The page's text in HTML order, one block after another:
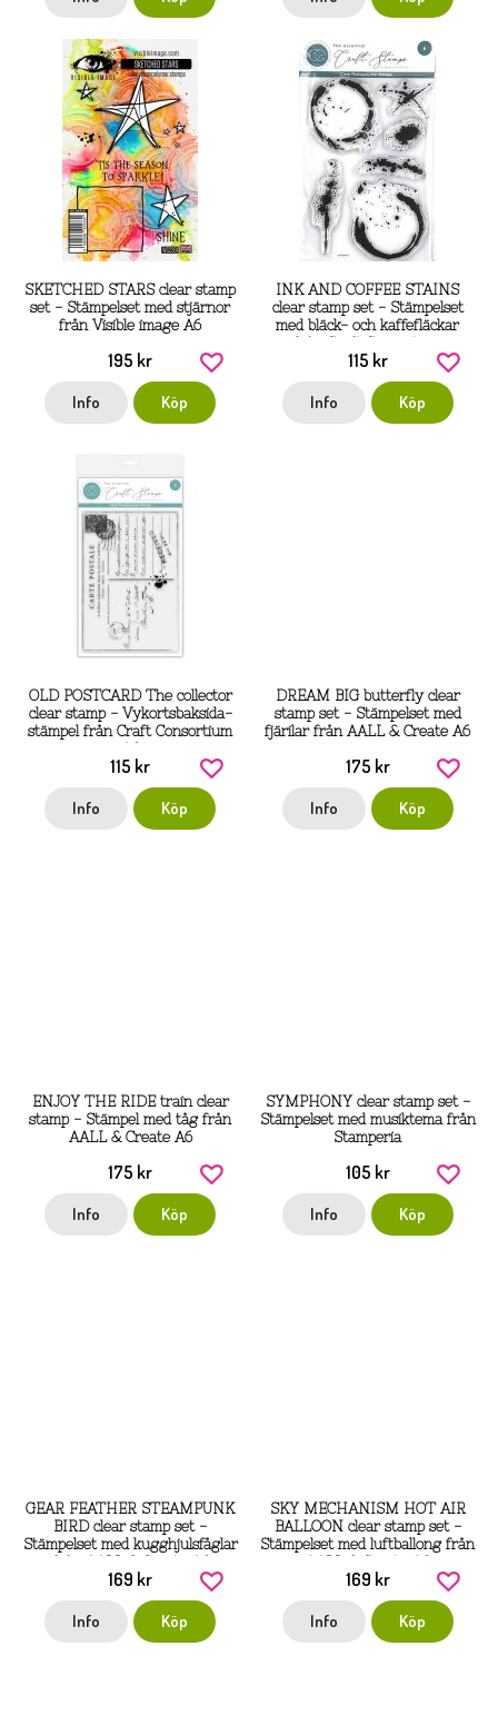
SKETCHED STARS clear stamp
set - Stämpelset med stjärnor
från Visible image A6
195 kr
Info Köp
INK AND COFFEE STAINS
clear stamp set - Stämpelset
med bläck- och kaffefläckar
115 kr
Info Köp
OLD POSTCARD The collector
clear stamp - Vykortsbaksida-
stämpel från Craft Consortium
115 kr
Info Köp
DREAM BIG butterfly clear
stamp set - Stämpelset med
fjärilar från AALL & Create A6
175 kr
Info Köp
ENJOY THE RIDE train clear
stamp - Stämpel med tåg från
AALL & Create A6
175 kr
Info Köp
SYMPHONY clear stamp set -
Stämpelset med musiktema från
Stamperia
105 kr
Info Köp
GEAR FEATHER STEAMPUNK
BIRD clear stamp set -
Stämpelset med kugghjulsfåglar
från AALL & Create A6
169 kr
Info Köp
SKY MECHANISM HOT AIR
BALLOON clear stamp set -
Stämpelset med luftballong från
AALL & Create A6
169 kr
Info Köp